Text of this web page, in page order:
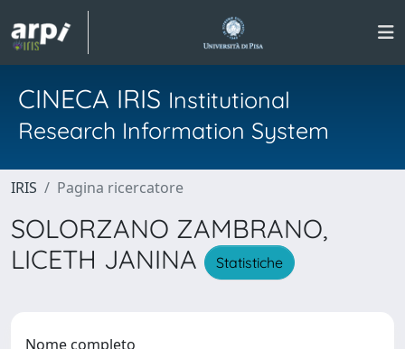
CINECA IRIS Institutional
Research Information System
IRIS Pagina ricercatore
SOLORZANO ZAMBRANO,
LICETH JANINA
Statistiche
Nome completo